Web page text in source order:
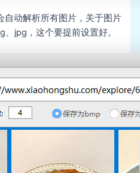
自动解析所有图片，关于图片
jpg，这个要提前设置好。